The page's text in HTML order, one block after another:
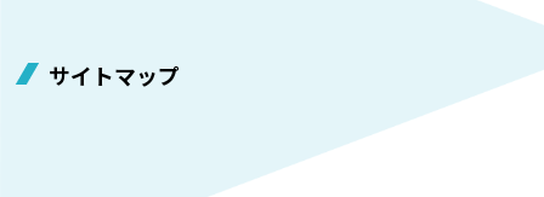
サイトマップ